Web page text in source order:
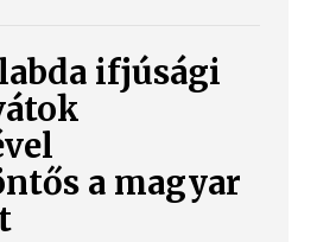
ifjúsági
a magyar